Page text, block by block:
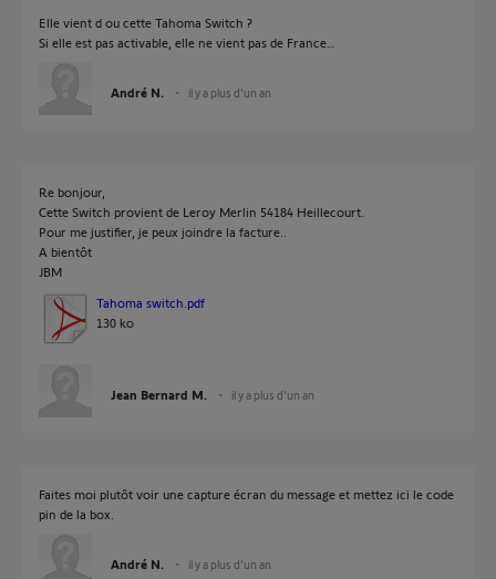
Elle vient d ou cette Tahoma Switch ?
Si elle est pas activable, elle ne vient pas de France…
André N. il y a plus d'un an
Re bonjour,
Cette Switch provient de Leroy Merlin 54184 Heillecourt.
Pour me justifier, je peux joindre la facture..
A bientôt
JBM
Tahoma switch.pdf
130 ko
Jean Bernard M. il y a plus d'un an
Faites moi plutôt voir une capture écran du message et mettez ici le code
pin de la box.
André N. il y a plus d'un an